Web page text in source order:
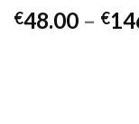
€48.00 – €